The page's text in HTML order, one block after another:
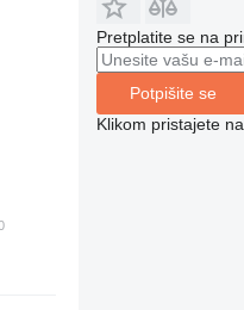
Pretplatite se na
Potpišite se
Klikom pristajete